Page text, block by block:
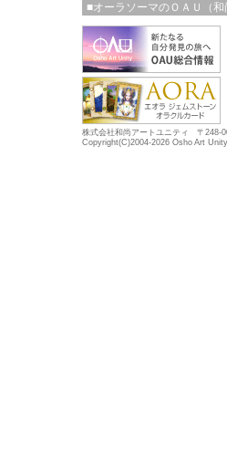
■オーラソーマのＯＡＵ（
株式会社和尚アートユニティ 〒248-
Copyright(C)2004-2026 Osho Art